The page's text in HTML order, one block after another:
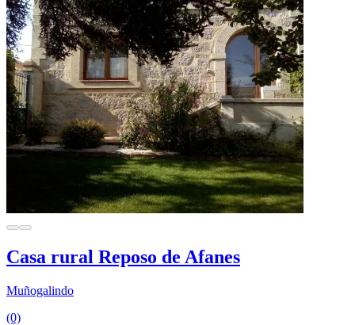
Casa rural Reposo de Afanes
Muñogalindo
(0)